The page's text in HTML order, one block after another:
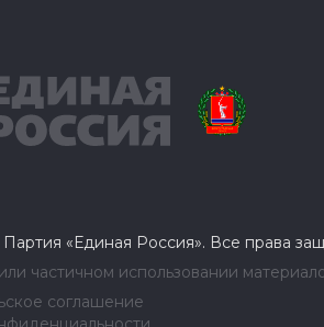
«Единая Россия». Все права
частичном использовании
соглашение